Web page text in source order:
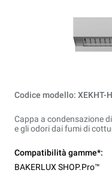
Codice modello: XEKHT-
Cappa a condensazione
e gli odori dai fumi di
Compatibilità gamme*:
BAKERLUX SHOP.Pro™